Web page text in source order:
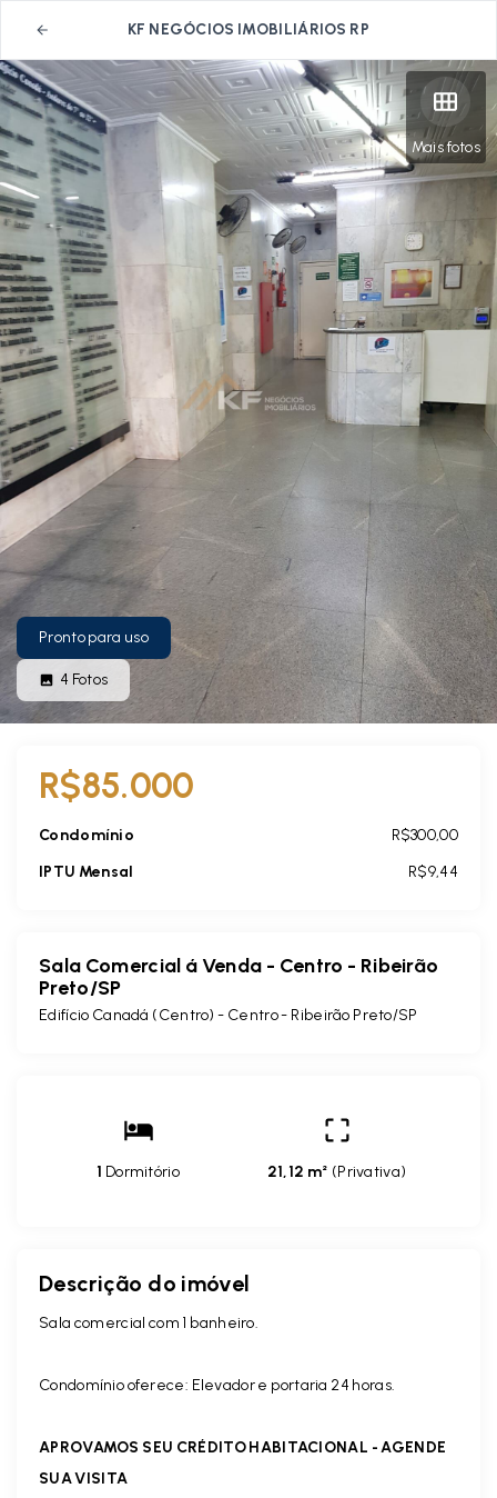
KF NEGÓCIOS IMOBILIÁRIOS RP
Mais fotos
Pronto para uso
4 Fotos
R$85.000
Condomínio
R$300,00
IPTU Mensal
R$9,44
Sala Comercial á Venda - Centro - Ribeirão
Preto/SP
Edifício Canadá (Centro) - Centro - Ribeirão Preto/SP
1 Dormitório 21,12 m² (Privativa)
Descrição do imóvel
Sala comercial com 1 banheiro.
Condomínio oferece: Elevador e portaria 24 horas.
APROVAMOS SEU CRÉDITO HABITACIONAL - AGENDE
SUA VISITA